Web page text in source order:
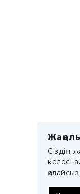
Сіздің
келесі